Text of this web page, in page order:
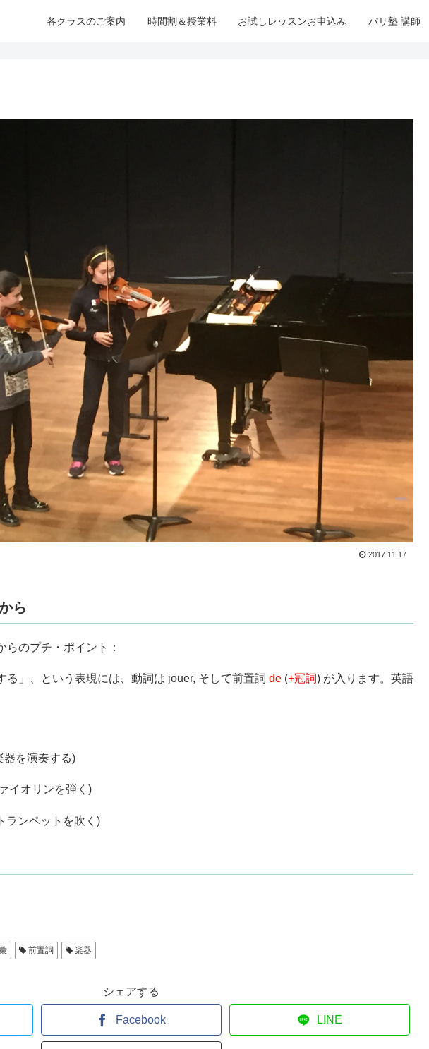
各クラスのご案内 時間割＆授業料 お試しレッスンお申込み パリ塾 講師
2017.11.17
ら
のプチ・ポイント：
る」、という表現には、動詞は jouer, そして前置詞 de (+冠詞) が入ります。英語
器を演奏する)
イオリンを弾く)
ランペットを吹く)
前置詞 楽器
シェアする
Facebook LINE